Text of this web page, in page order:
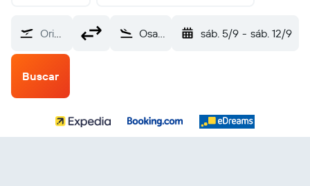
Origen Osaka Itami (ITM) sáb. 5/9 - sáb. 12/9
Buscar